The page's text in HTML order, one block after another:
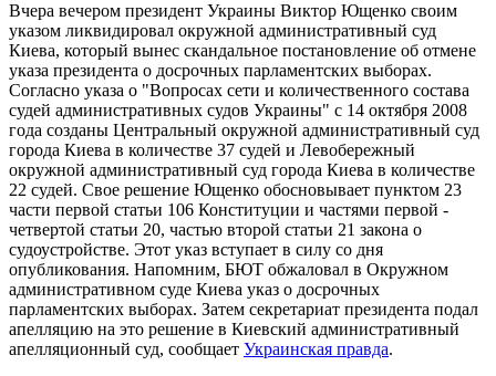
Вчера вечером президент Украины Виктор Ющенко своим
указом ликвидировал окружной административный суд
Киева, который вынес скандальное постановление об отмене
указа президента о досрочных парламентских выборах.
Согласно указа о "Вопросах сети и количественного состава
судей административных судов Украины" с 14 октября 2008
года созданы Центральный окружной административный суд
города Киева в количестве 37 судей и Левобережный
окружной административный суд города Киева в количестве
22 судей. Свое решение Ющенко обосновывает пунктом 23
части первой статьи 106 Конституции и частями первой -
четвертой статьи 20, частью второй статьи 21 закона о
судоустройстве. Этот указ вступает в силу со дня
опубликования. Напомним, БЮТ обжаловал в Окружном
административном суде Киева указ о досрочных
парламентских выборах. Затем секретариат президента подал
апелляцию на это решение в Киевский административный
апелляционный суд, сообщает Украинская правда.